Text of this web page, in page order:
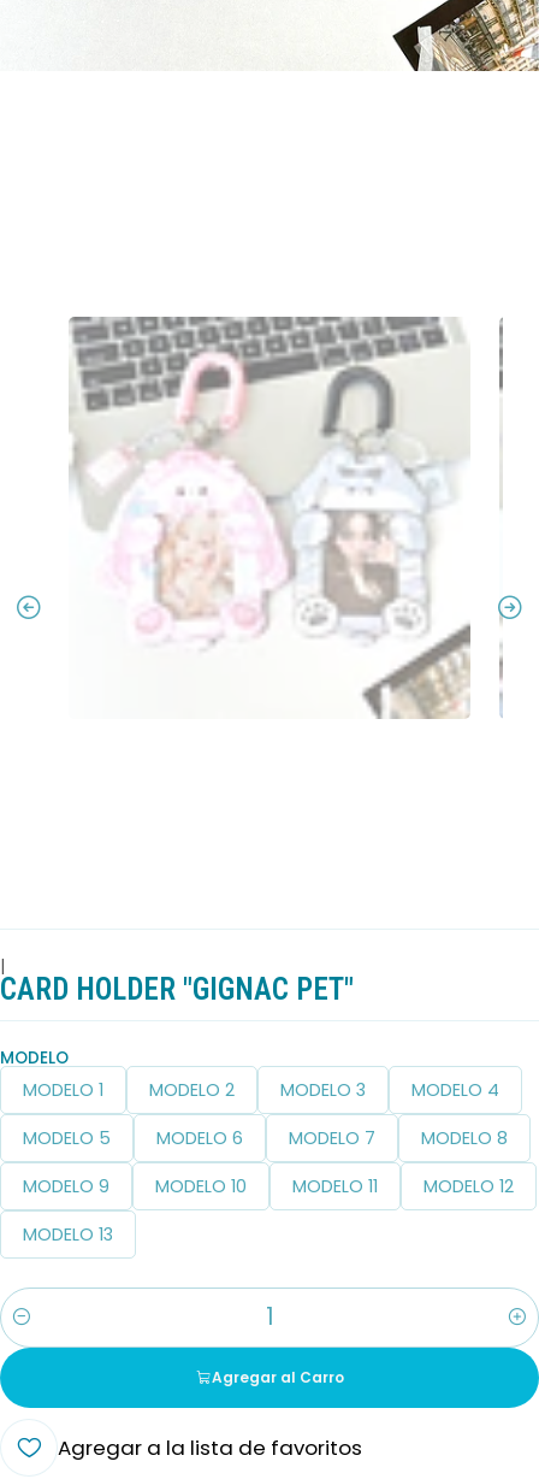
|
CARD HOLDER "GIGNAC PET"
MODELO
MODELO 1 MODELO 2 MODELO 3
MODELO 4
MODELO 5
MODELO 6 MODELO 7
MODELO 8
MODELO 9
MODELO 10 MODELO 11
MODELO 12
MODELO 13
Cantidad
Agregar al Carro
Agregar a la lista de favoritos